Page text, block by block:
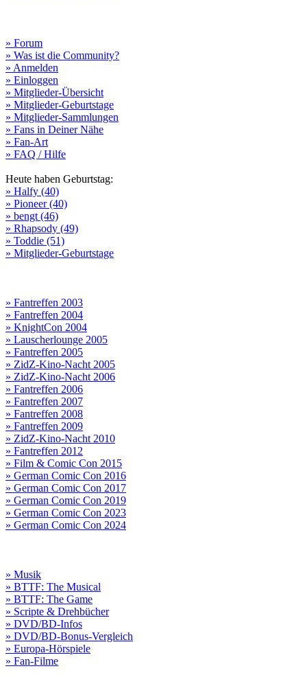
» Forum
» Was ist die Community?
» Anmelden
» Einloggen
» Mitglieder-Übersicht
» Mitglieder-Geburtstage
» Mitglieder-Sammlungen
» Fans in Deiner Nähe
» Fan-Art
» FAQ / Hilfe
Heute haben Geburtstag:
» Halfy (40)
» Pioneer (40)
» bengt (46)
» Rhapsody (49)
» Toddie (51)
» Mitglieder-Geburtstage
» Fantreffen 2003
» Fantreffen 2004
» KnightCon 2004
» Lauscherlounge 2005
» Fantreffen 2005
» ZidZ-Kino-Nacht 2005
» ZidZ-Kino-Nacht 2006
» Fantreffen 2006
» Fantreffen 2007
» Fantreffen 2008
» Fantreffen 2009
» ZidZ-Kino-Nacht 2010
» Fantreffen 2012
» Film & Comic Con 2015
» German Comic Con 2016
» German Comic Con 2017
» German Comic Con 2019
» German Comic Con 2023
» German Comic Con 2024
» Musik
» BTTF: The Musical
» BTTF: The Game
» Scripte & Drehbücher
» DVD/BD-Infos
» DVD/BD-Bonus-Vergleich
» Europa-Hörspiele
» Fan-Filme